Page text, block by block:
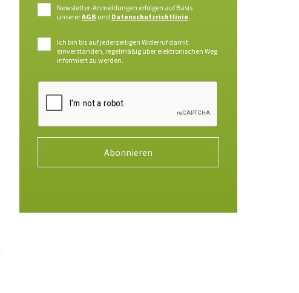
Newsletter-Anmeldungen erfolgen auf Basis
unsererAGB und Datenschutzrichtlinie.
Ich bin bis auf jederzeitigen Widerruf damit
einverstanden, regelmäßig über elektronischen Weg
informiert zu werden.
Abonnieren